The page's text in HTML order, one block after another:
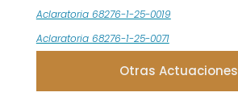
Aclaratoria 68276-1-25-0019
Aclaratoria 68276-1-25-0071
Otras Actuaciones